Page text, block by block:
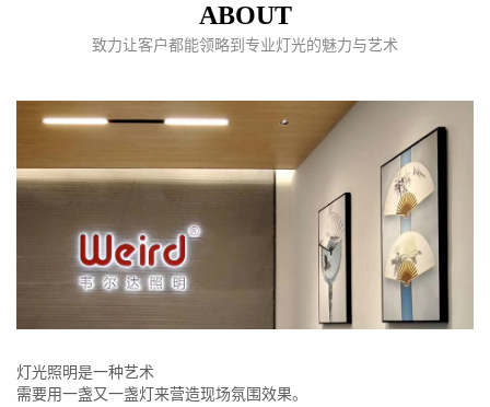
ABOUT
致力让客户都能领略到专业灯光的魅力与艺术
灯光照明是一种艺术
需要用一盏又一盏灯来营造现场氛围效果。